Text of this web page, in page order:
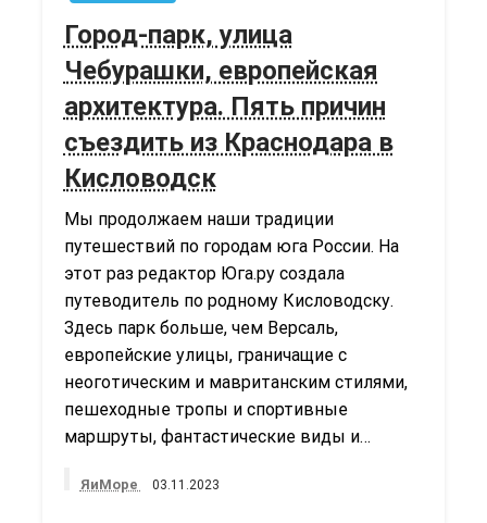
Город-парк, улица
Чебурашки, европейская
архитектура. Пять причин
съездить из Краснодара в
Кисловодск
Мы продолжаем наши традиции
путешествий по городам юга России. На
этот раз редактор Юга.ру создала
путеводитель по родному Кисловодску.
Здесь парк больше, чем Версаль,
европейские улицы, граничащие с
неоготическим и мавританским стилями,
пешеходные тропы и спортивные
маршруты, фантастические виды и…
ЯиМоре 03.11.2023